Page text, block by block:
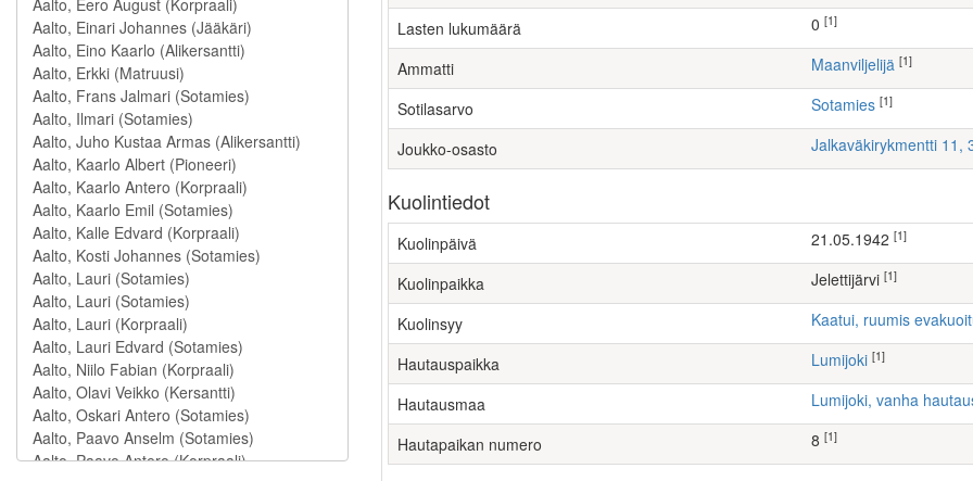
Lasten lukumäärä [1]
Ammatti maanviljelijä [1]
Sotilasarvo Sotamies [1]
Joukko-osasto Jalkaväkirykmentti 11,
Kuolintiedot
Kuolinpäivä 21.05.1942 [1]
Kuolinpaikka Jelettijärvi [1]
Kuolinsyy Kaatui, ruumis
Hautauspaikka Lumijoki [1]
Hautausmaa Lumijoki, vanha
Hautapaikan numero [1]